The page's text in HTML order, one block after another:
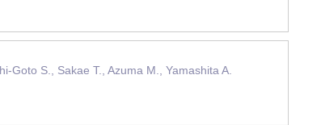
Goto S., Sakae T., Azuma M., Yamashita A.